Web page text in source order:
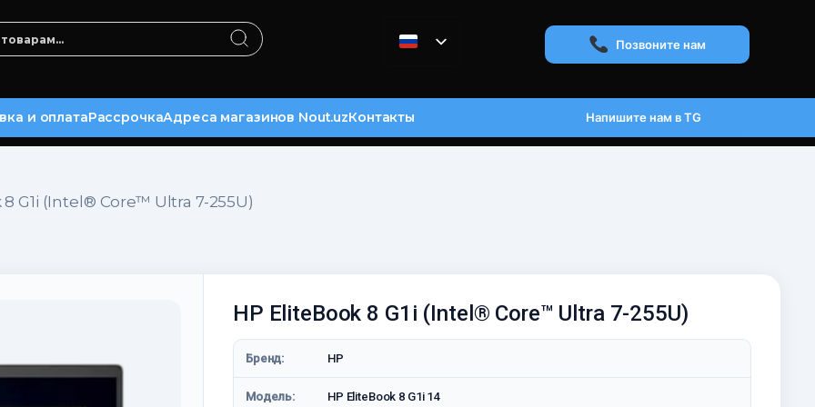
Позвоните нам
и оплатаРассрочкаАдреса магазинов Nout.uzКонтакты Напишите нам в TG
G1i (Intel® Core™ Ultra 7-255U)
HP EliteBook 8 G1i (Intel® Core™ Ultra 7-255U)
Бренд: HP
Модель: HP EliteBook 8 G1i 14